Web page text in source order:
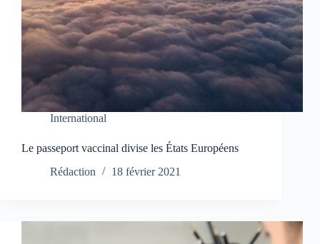
International
Le passeport vaccinal divise les États Européens
Rédaction
18 février 2021